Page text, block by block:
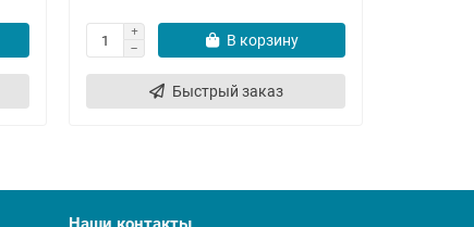
В корзину
Быстрый заказ